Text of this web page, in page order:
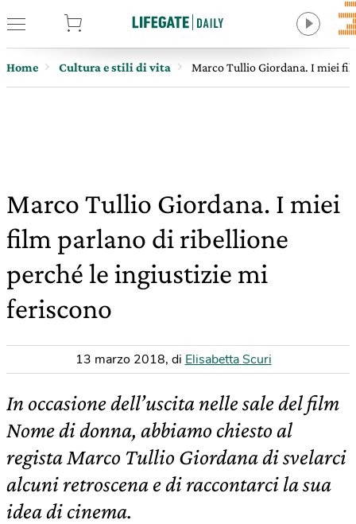
Home Cultura e stili di vita Marco Tullio Giordana. I miei
Marco Tullio Giordana. I miei
film parlano di ribellione
perché le ingiustizie mi
feriscono
13 marzo 2018, di Elisabetta Scuri
In occasione dell’uscita nelle sale del film
Nome di donna, abbiamo chiesto al
regista Marco Tullio Giordana di svelarci
alcuni retroscena e di raccontarci la sua
idea di cinema.